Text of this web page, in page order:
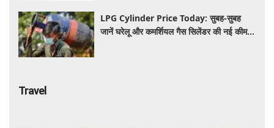
LPG Cylinder Price Today: सुबह-सुबह
जानें घरेलू और कमर्शियल गैस सिलेंडर की नई कीमत,
Travel